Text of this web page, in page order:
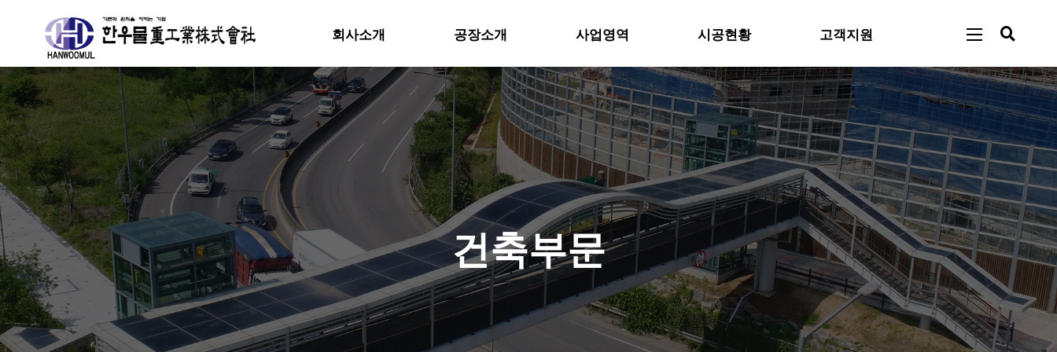
회사소개
류
공장소개
하위분류
사업영역
하위분류
시공현황
하위분류
고객지원
하위분류
건축부문